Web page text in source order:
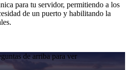
para tu servidor, permitiendo a los
de un puerto y habilitando la
de arriba para ver